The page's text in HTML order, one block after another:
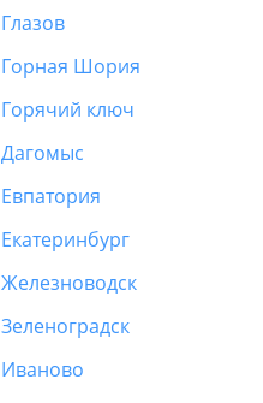
Глазов
Горная Шория
Горячий ключ
Дагомыс
Евпатория
Екатеринбург
Железноводск
Зеленоградск
Иваново